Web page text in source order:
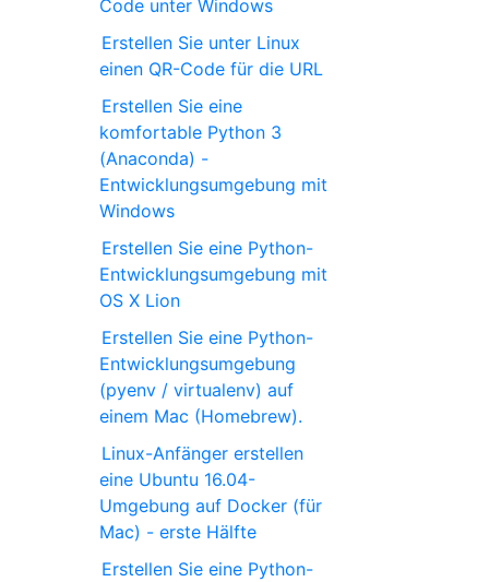
Code unter Windows
Erstellen Sie unter Linux
einen QR-Code für die URL
Erstellen Sie eine
komfortable Python 3
(Anaconda) -
Entwicklungsumgebung mit
Windows
Erstellen Sie eine Python-
Entwicklungsumgebung mit
OS X Lion
Erstellen Sie eine Python-
Entwicklungsumgebung
(pyenv / virtualenv) auf
einem Mac (Homebrew).
Linux-Anfänger erstellen
eine Ubuntu 16.04-
Umgebung auf Docker (für
Mac) - erste Hälfte
Erstellen Sie eine Python-